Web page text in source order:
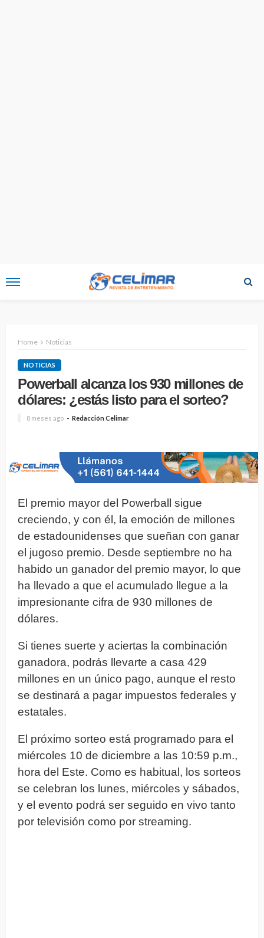
Home Noticias
NOTICIAS
Powerball alcanza los 930 millones de
dólares: ¿estás listo para el sorteo?
8 meses ago Redacción Celimar
El premio mayor del Powerball sigue
creciendo, y con él, la emoción de millones
de estadounidenses que sueñan con ganar
el jugoso premio. Desde septiembre no ha
habido un ganador del premio mayor, lo que
ha llevado a que el acumulado llegue a la
impresionante cifra de 930 millones de
dólares.
Si tienes suerte y aciertas la combinación
ganadora, podrás llevarte a casa 429
millones en un único pago, aunque el resto
se destinará a pagar impuestos federales y
estatales.
El próximo sorteo está programado para el
miércoles 10 de diciembre a las 10:59 p.m.,
hora del Este. Como es habitual, los sorteos
se celebran los lunes, miércoles y sábados,
y el evento podrá ser seguido en vivo tanto
por televisión como por streaming.